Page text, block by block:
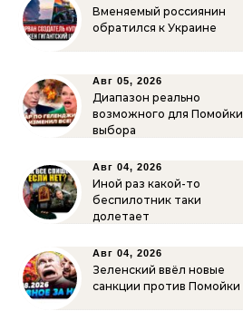
Вменяемый россиянин
обратился к Украине
Авг 05, 2026
Диапазон реально
возможного для Помойки
выбора
Авг 04, 2026
Иной раз какой-то
беспилотник таки
долетает
Авг 04, 2026
Зеленский ввёл новые
санкции против Помойки